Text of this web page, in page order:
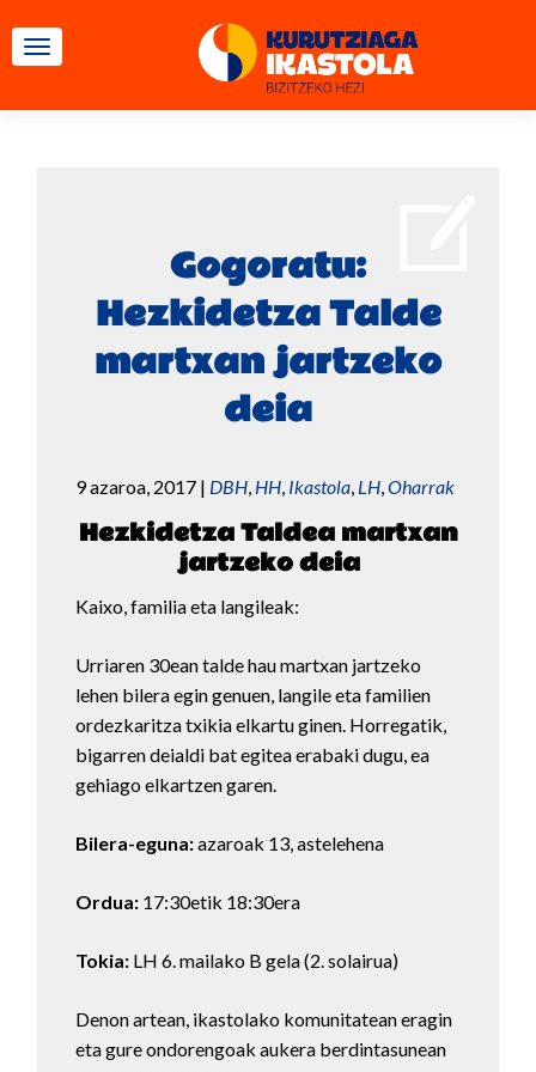
TOGGLE NAVIGATION
Gogoratu:
Hezkidetza Talde
martxan jartzeko
deia
9 azaroa, 2017 | DBH, HH, Ikastola, LH,Oharrak
Hezkidetza Taldea martxan
jartzeko deia
Kaixo, familia eta langileak:
Urriaren 30ean talde hau martxan jartzeko
lehen bilera egin genuen, langile eta familien
ordezkaritza txikia elkartu ginen. Horregatik,
bigarren deialdi bat egitea erabaki dugu, ea
gehiago elkartzen garen.
Bilera-eguna:azaroak 13, astelehena
Ordua: 17:30etik 18:30era
Tokia: LH 6. mailako B gela (2. solairua)
Denon artean, ikastolako komunitatean eragin
eta gure ondorengoak aukera berdintasunean